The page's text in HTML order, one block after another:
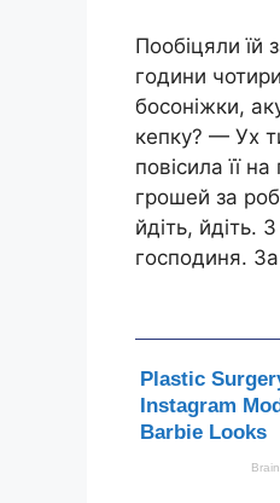
Пообіцяли їй
години
босоніжки,
кепку? — Ух
повісила її
грошей за
йдіть, йдіть.
господиня.